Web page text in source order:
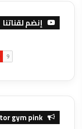
إنضم لقناتنا
gym pink